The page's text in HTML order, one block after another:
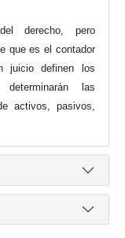
derecho, pero
que es el contador
juicio definen los
las
activos, pasivos,